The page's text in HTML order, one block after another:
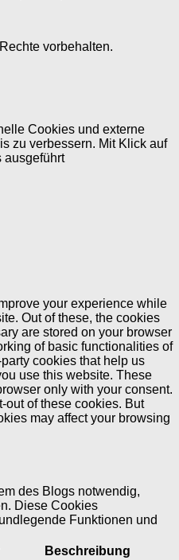
vorbehalten.
Cookies und externe
zu verbessern. Mit Klick auf
ausgeführt
your experience while
Out of these, the cookies
are stored on your browser
of basic functionalities of
cookies that help us
use this website. These
only with your consent.
out of these cookies. But
may affect your browsing
des Blogs notwendig,
Diese Cookies
Funktionen und
Beschreibung